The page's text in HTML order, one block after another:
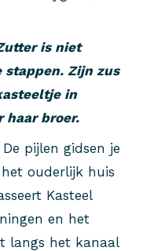
is niet
stappen. Zijn zus
in
haar broer.
pijlen gidsen je
ouderlijk huis
Kasteel
en het
langs het kanaal